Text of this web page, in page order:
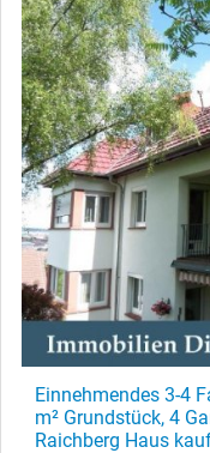
Einnehmendes 3-4
m² Grundstück, 4
Raichberg Haus